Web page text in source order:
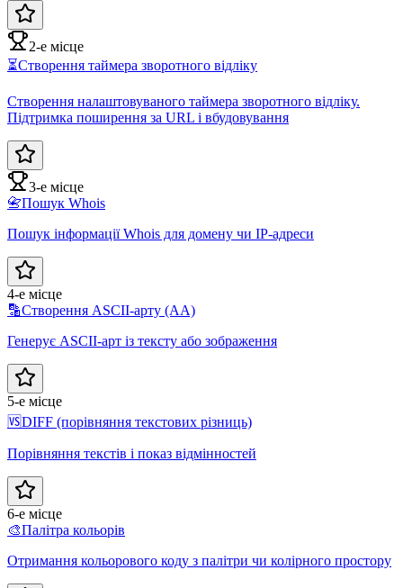
2-е місце
⏳Створення таймера зворотного відліку
Створення налаштовуваного таймера зворотного відліку.
Підтримка поширення за URL і вбудовування
3-е місце
📇Пошук Whois
Пошук інформації Whois для домену чи IP-адреси
4-е місце
🔡Створення ASCII-арту (AA)
Генерує ASCII-арт із тексту або зображення
5-е місце
🆚DIFF (порівняння текстових різниць)
Порівняння текстів і показ відмінностей
6-е місце
🎨Палітра кольорів
Отримання кольорового коду з палітри чи колірного простору